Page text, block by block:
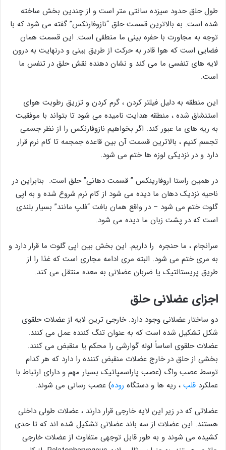
طول حلق حدود سیزده سانتی متر است و از چندین بخش ساخته
شده است. به بالاترین قسمت حلق “نازوفارنکس” گفته می شود که با
توجه به مجاورت با حفره بینی ما منطقی است. این قسمت همان
فضایی است که هوا قادر به حرکت از طریق بینی و درنهایت به درون
لایه های تنفسی ما می کند و نشان دهنده نقش حلق در تنفس ما
است.
این منطقه به دلیل فیلتر کردن ، گرم کردن و تزریق رطوبت هوای
استنشاق شده ، منطقه هدایت نامیده می شود تا بتواند با موفقیت
به ریه های ما عبور کند. اگر بخواهیم نازوفارنکس را از نظر جسمی
تجسم کنیم ، بالاترین قسمت آن بین قاعده جمجمه تا کام نرم قرار
دارد و در نزدیکی لوزه ها ختم می شود.
در همین راستا اروفارینکس ” قسمت دهانی” حلق است. بنابراین در
ناحیه نزدیک دهان ما دیده می شود از کام نرم شروع شده و به اپی
گلوت ختم می شود – در واقع همان بافت “فلپ مانند” بسیار بلندی
است که در پشت زبان ما دیده می شود.
سرانجام ، ما حنجره را داریم. این بخش بین اپی گلوت ما قرار دارد و
به مری ختم می شود. البته مری ادامه مجاری است که غذا را از
طریق پریستالتیک یا ضربان عضلانی به معده منتقل می کند.
اجزای عضلانی حلق
دو ساختار عضلانی وجود دارد. خارجی ترین لایه از عضلات حلقوی
شکل تشکیل شده است که به عنوان تنگ کننده عمل می کنند.
عضلات حلقوی اساساً لوله گوارشی را محکم یا منقبض می کنند.
بخشی از حلق در خارج عضلات منقبض کننده را دارد که هر کدام
توسط عصب واگ (عصب پاراسمپاتیک بسیار مهم و دارای ارتباط با
عملکرد قلب ، ریه ها و دستگاه روده) عصب رسانی می شوند.
عضلاتی که در زیر این لایه خارجی قرار دارند ، عضلات طولی داخلی
هستند. این عضلات از سه باند عضلانی تشکیل شده اند که تا حدی
کشیده می شوند و به طور قابل توجهی متفاوت از عضلات خارجی